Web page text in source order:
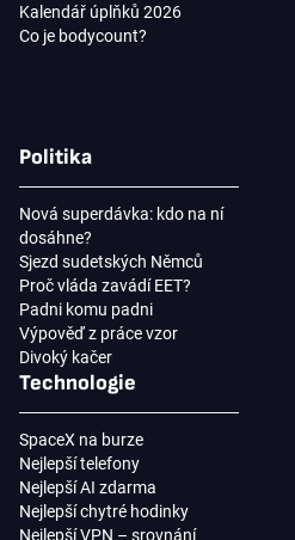
Kalendář úplňků 2026
Co je bodycount?
Politika
Nová superdávka: kdo na ní
dosáhne?
Sjezd sudetských Němců
Proč vláda zavádí EET?
Padni komu padni
Výpověď z práce vzor
Divoký kačer
Technologie
SpaceX na burze
Nejlepší telefony
Nejlepší AI zdarma
Nejlepší chytré hodinky
Nejlepší VPN – srovnání